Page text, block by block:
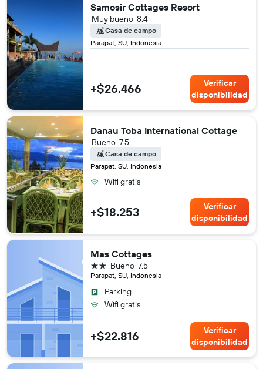
Samosir Cottages Resort
Parapat, SU, Indonesia
8.4
Muy bueno
Casa de campo
+$26.466
Verificar
disponibilidad
Danau Toba International Cottage
Parapat, SU, Indonesia
7.5
Bueno
Casa de campo
Wifi gratis
+$18.253
Verificar
disponibilidad
Mas Cottages
Parapat, SU, Indonesia
7.5
Bueno
2 estrellas
Parking
Wifi gratis
+$22.816
Verificar
disponibilidad